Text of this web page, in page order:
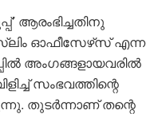
ആരംഭിച്ചതിനു
ഓഫീസേഴ്‌സ് എന്ന
അംഗങ്ങളായവരിൽ
സംഭവത്തിന്റെ
തുടർന്നാണ് തന്റെ